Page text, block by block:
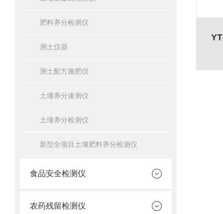
肥料养分检测仪
测土仪器
测土配方施肥仪
土壤养分速测仪
土壤养分检测仪
新型全项目土壤肥料养分检测仪
食品安全检测仪
农药残留检测仪